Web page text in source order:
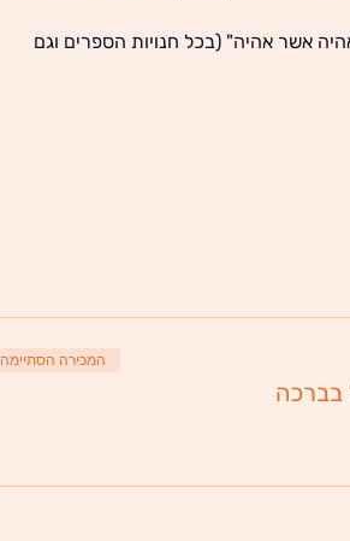
אשר אהיה" (בכל חנויות הספרים וגם
בברכה
המכירה הסתיימה